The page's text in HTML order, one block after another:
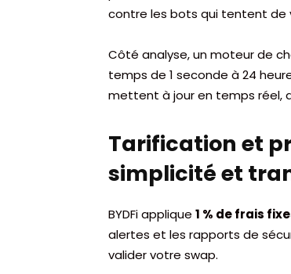
contre les bots qui tentent de
Côté analyse, un moteur de
temps de 1 seconde à 24
mettent à jour en temps réel,
Tarification et
simplicité et
BYDFi applique 1 % de frais
alertes et les rapports de
valider votre swap.